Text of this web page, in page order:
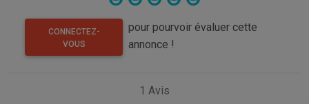
CONNECTEZ-
VOUS
pour pourvoir évaluer cette
annonce !
1 Avis